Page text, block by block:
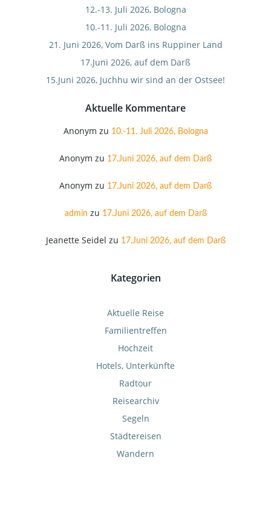
12.-13. Juli 2026, Bologna
10.-11. Juli 2026, Bologna
21. Juni 2026, Vom Darß ins Ruppiner Land
17.Juni 2026, auf dem Darß
15.Juni 2026, Juchhu wir sind an der Ostsee!
Aktuelle Kommentare
Anonym zu 10.-11. Juli 2026, Bologna
Anonym zu 17.Juni 2026, auf dem Darß
Anonym zu 17.Juni 2026, auf dem Darß
admin zu 17.Juni 2026, auf dem Darß
Jeanette Seidel zu 17.Juni 2026, auf dem Darß
Kategorien
Aktuelle Reise
Familientreffen
Hochzeit
Hotels, Unterkünfte
Radtour
Reisearchiv
Segeln
Städtereisen
Wandern